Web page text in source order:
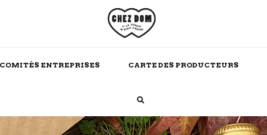
ENTREPRISES CARTE DES PRODUCTEURS